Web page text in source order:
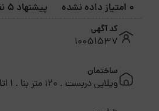
0 امتیاز داده نشده پیشنهاد 5 نفرات
کد آگهی
10051537
ساختمان
ویلایی دربست . 120 متر بنا . 1 اتاق